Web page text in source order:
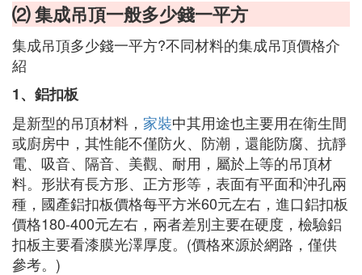
⑵ 集成吊頂一般多少錢一平方
集成吊頂多少錢一平方?不同材料的集成吊頂價格介
紹
1、鋁扣板
是新型的吊頂材料， 家裝中其用途也主要用在衛生間
或廚房中，其性能不僅防火、防潮，還能防腐、抗靜
電、吸音、隔音、美觀、耐用，屬於上等的吊頂材
料。形狀有長方形、正方形等，表面有平面和沖孔兩
種，國產鋁扣板價格每平方米60元左右，進口鋁扣板
價格180-400元左右，兩者差別主要在硬度，檢驗鋁
扣板主要看漆膜光澤厚度。(價格來源於網路，僅供
參考。)